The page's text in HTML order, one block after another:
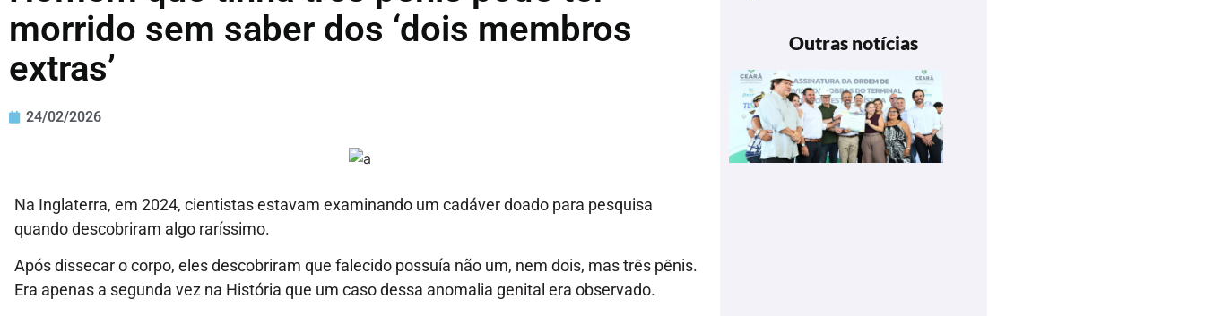
morrido sem saber dos ‘dois membros
extras’
24/02/2026
Na Inglaterra, em 2024, cientistas estavam examinando um cadáver doado para pesquisa
quando descobriram algo raríssimo.
Após dissecar o corpo, eles descobriram que falecido possuía não um, nem dois, mas três pênis.
Era apenas a segunda vez na História que um caso dessa anomalia genital era observado.
Outras notícias